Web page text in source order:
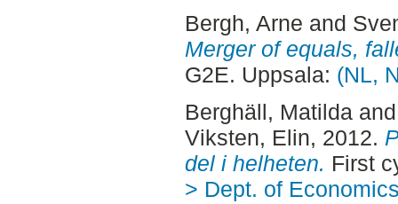
Bergh, Arne and
Merger of equals,
G2E. Uppsala: (NL,
Berghäll, Matilda
Viksten, Elin, 2012.
del i helheten. First
> Dept. of